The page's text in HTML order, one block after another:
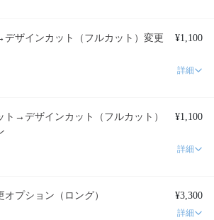
ザインカット（フルカット）変更
¥1,100
詳細
ト→デザインカット（フルカット）
¥1,100
詳細
プション（ロング） ¥3,300
詳細